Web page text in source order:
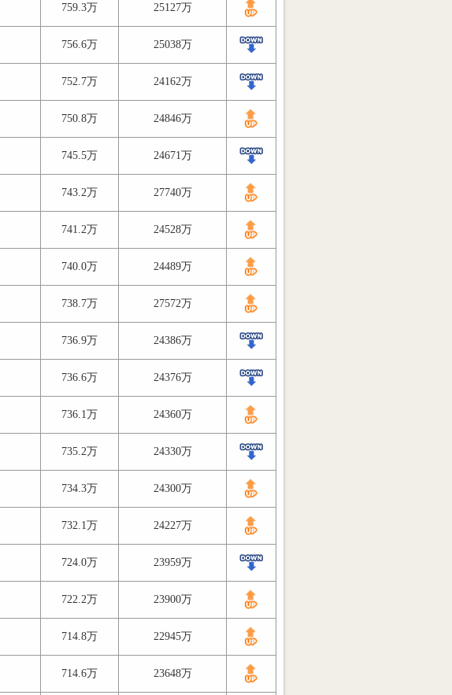
759.3万 25127万
756.6万 25038万
752.7万 24162万
750.8万 24846万
745.5万 24671万
743.2万 27740万
741.2万 24528万
740.0万 24489万
738.7万 27572万
736.9万 24386万
736.6万 24376万
736.1万 24360万
735.2万 24330万
734.3万 24300万
732.1万 24227万
724.0万 23959万
722.2万 23900万
714.8万 22945万
714.6万 23648万